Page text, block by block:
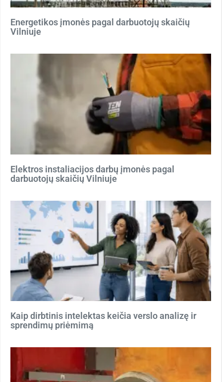
Energetikos įmonės pagal darbuotojų skaičių
Vilniuje
Elektros instaliacijos darbų įmonės pagal
darbuotojų skaičių Vilniuje
Kaip dirbtinis intelektas keičia verslo analizę ir
sprendimų priėmimą